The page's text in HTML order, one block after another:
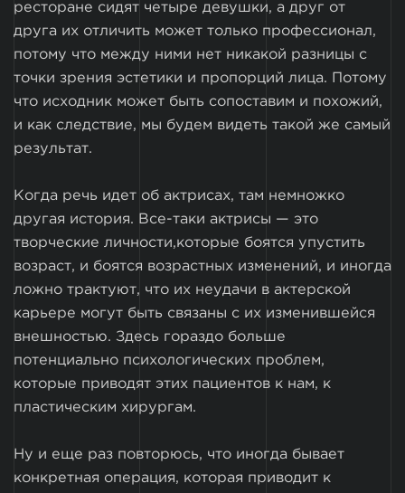
ресторане сидят четыре девушки, а друг от
друга их отличить может только профессионал,
потому что между ними нет никакой разницы с
точки зрения эстетики и пропорций лица. Потому
что исходник может быть сопоставим и похожий,
и как следствие, мы будем видеть такой же самый
результат.
Когда речь идет об актрисах, там немножко
другая история. Все-таки актрисы — это
творческие личности,которые боятся упустить
возраст, и боятся возрастных изменений, и иногда
ложно трактуют, что их неудачи в актерской
карьере могут быть связаны с их изменившейся
внешностью. Здесь гораздо больше
потенциально психологических проблем,
которые приводят этих пациентов к нам, к
пластическим хирургам.
Ну и еще раз повторюсь, что иногда бывает
конкретная операция, которая приводит к